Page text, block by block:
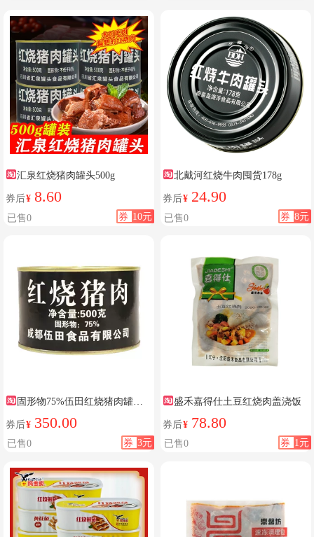
汇泉红烧猪肉罐头500g
券后¥ 8.60
券 10元
已售0
北戴河红烧牛肉囤货178g
券后¥ 24.90
券 8元
已售0
固形物75%伍田红烧猪肉罐头
500g
券后¥ 350.00
券 3元
已售0
盛禾嘉得仕土豆红烧肉盖浇饭
券后¥ 78.80
券 1元
已售0